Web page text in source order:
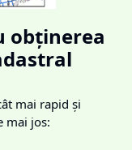
obținerea
mai rapid și
mai jos: